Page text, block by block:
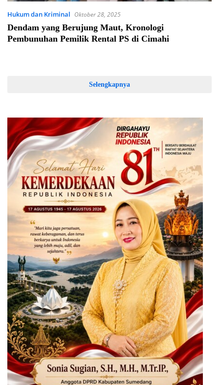
Hukum dan Kriminal Oktober 28, 2025
Dendam yang Berujung Maut, Kronologi
Pembunuhan Pemilik Rental PS di Cimahi
Selengkapnya